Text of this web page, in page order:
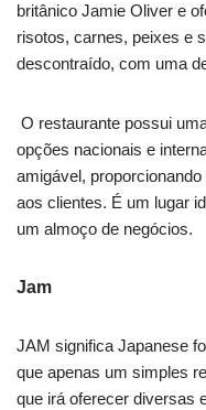
britânico Jamie Oliver e
risotos, carnes, peixes e
descontraído, com uma
O restaurante possui
opções nacionais e
amigável,
aos clientes. É um lugar
um almoço de negócios.
Jam
JAM significa Japanese
que apenas um simples
que irá oferecer diversas